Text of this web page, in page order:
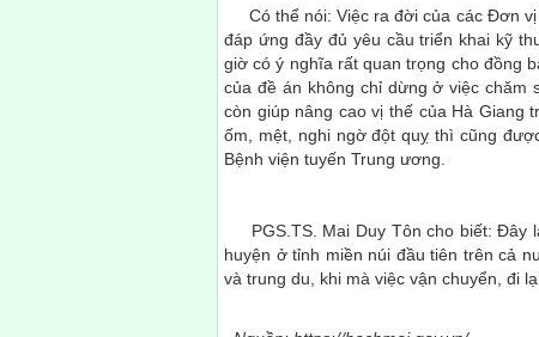
Có thể nói: Việc ra đời của các Đơn vị
đáp ứng đầy đủ yêu cầu triển khai kỹ
giờ có ý nghĩa rất quan trọng cho đồng
của đề án không chỉ dừng ở việc chăm
còn giúp nâng cao vị thế của Hà Giang
ốm, mệt, nghi ngờ đột quỵ thì cũng
Bệnh viện tuyến Trung ương.
PGS.TS. Mai Duy Tôn cho biết: Đây
huyện ở tỉnh miền núi đầu tiên trên cả
và trung du, khi mà việc vận chuyển, đi